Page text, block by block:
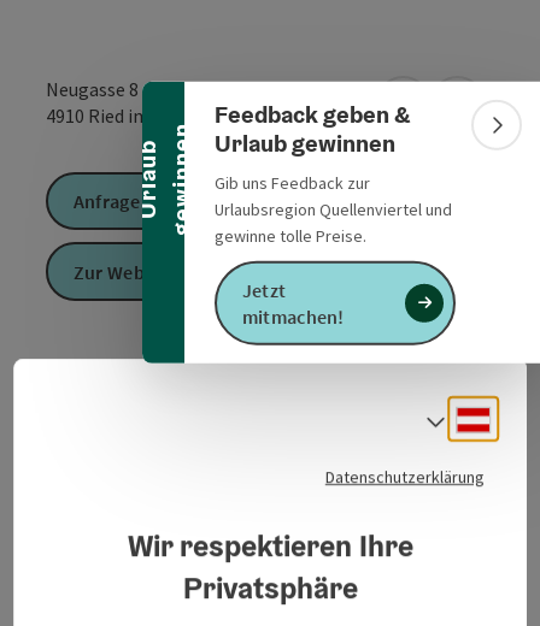
U
r
l
a
u
b
g
e
w
i
n
n
e n
Banner einklappen
Feedback geben &
Urlaub gewinnen
Gib uns Feedback zur
Urlaubsregion Quellenviertel und
gewinne tolle Preise.
Jetzt
mitmachen!
Neugasse 8
4910 Ried im Innkreis in Google
in
Stadt Schnitzel ist ein Restaurant im Herzen von Ried.
Es ist der Ort für ein feines kulinarisches Erlebnis, wo
die Tradition mit einer modernen Note vermischt wird.
Nur ausgesuchte Lieferanten aus dem Inland, dürfen
Wir sind stets bemüht unseren Kunden beste Qualität
zu günstigen Preisen anzubieten.
Anfrage senden
Zur Website
Datenschutzerklärung
Wir respektieren Ihre
Privatsphäre